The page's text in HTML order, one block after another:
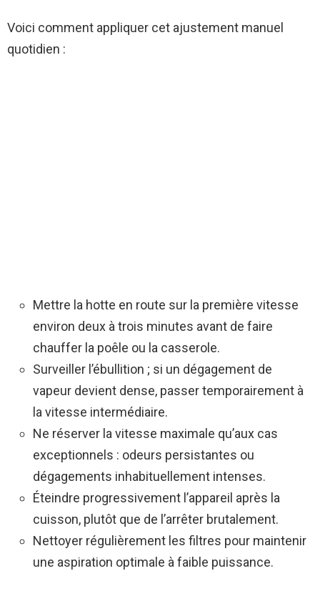
Voici comment appliquer cet ajustement manuel
quotidien :
Mettre la hotte en route sur la première vitesse
environ deux à trois minutes avant de faire
chauffer la poêle ou la casserole.
Surveiller l’ébullition ; si un dégagement de
vapeur devient dense, passer temporairement à
la vitesse intermédiaire.
Ne réserver la vitesse maximale qu’aux cas
exceptionnels : odeurs persistantes ou
dégagements inhabituellement intenses.
Éteindre progressivement l’appareil après la
cuisson, plutôt que de l’arrêter brutalement.
Nettoyer régulièrement les filtres pour maintenir
une aspiration optimale à faible puissance.